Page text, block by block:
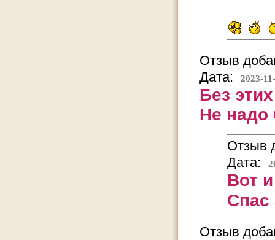
Отзыв
Дата:
2023-
Без
Не надо
Отзыв
Дата:
Вот
Спас
Отзыв